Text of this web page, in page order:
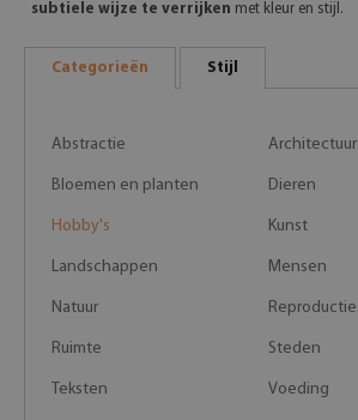
subtiele wijze te verrijken met kleur en stijl.
Categorieën Stijl
Abstractie Architectuur
Bloemen en planten Dieren
Hobby's Kunst
Landschappen Mensen
Natuur
Ruimte Steden
Teksten Voeding